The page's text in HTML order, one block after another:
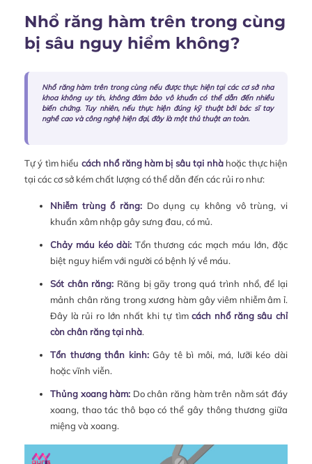
Nhổ răng hàm trên trong cùng
bị sâu nguy hiểm không?
Nhổ răng hàm trên trong cùng nếu được thực hiện tại các cơ sở nha
khoa không uy tín, không đảm bảo vô khuẩn có thể dẫn đến nhiều
biến chứng. Tuy nhiên, nếu thực hiện đúng kỹ thuật bởi bác sĩ tay
nghề cao và công nghệ hiện đại, đây là một thủ thuật an toàn.
Tự ý tìm hiểu cách nhổ răng hàm bị sâu tại nhàhoặc thực hiện
tại các cơ sở kém chất lượng có thể dẫn đến các rủi ro như:
Nhiễm trùng ổ răng: Do dụng cụ không vô trùng, vi
khuẩn xâm nhập gây sưng đau, có mủ.
Chảy máu kéo dài:Tổn thương các mạch máu lớn, đặc
biệt nguy hiểm với người có bệnh lý về máu.
Sót chân răng: Răng bị gãy trong quá trình nhổ, để lại
mảnh chân răng trong xương hàm gây viêm nhiễm âm ỉ.
Đây là rủi ro lớn nhất khi tự tìmcách nhổ răng sâu chỉ
còn chân răng tại nhà.
Tổn thương thần kinh:Gây tê bì môi, má, lưỡi kéo dài
hoặc vĩnh viễn.
Thủng xoang hàm: Do chân răng hàm trên nằm sát đáy
xoang, thao tác thô bạo có thể gây thông thương giữa
miệng và xoang.